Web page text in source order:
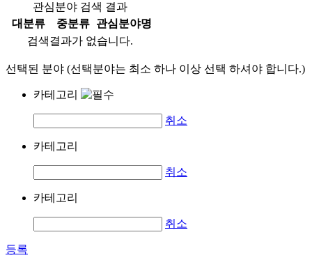
관심분야 검색 결과
대분류
중분류
관심분야명
검색결과가 없습니다.
선택된 분야 (선택분야는 최소 하나 이상 선택 하셔야 합니다.)
카테고리
취소
카테고리
취소
카테고리
취소
등록